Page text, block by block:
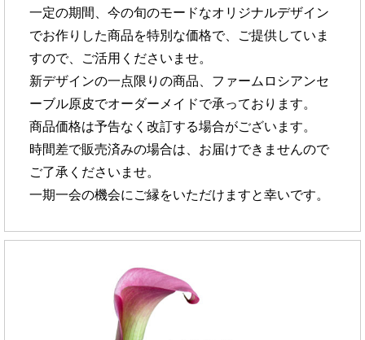
一定の期間、今の旬のモードなオリジナルデザイン
でお作りした商品を特別な価格で、ご提供していま
すので、ご活用くださいませ。
新デザインの一点限りの商品、ファームロシアンセ
ーブル原皮でオーダーメイドで承っております。
商品価格は予告なく改訂する場合がございます。
時間差で販売済みの場合は、お届けできませんので
ご了承くださいませ。
一期一会の機会にご縁をいただけますと幸いです。